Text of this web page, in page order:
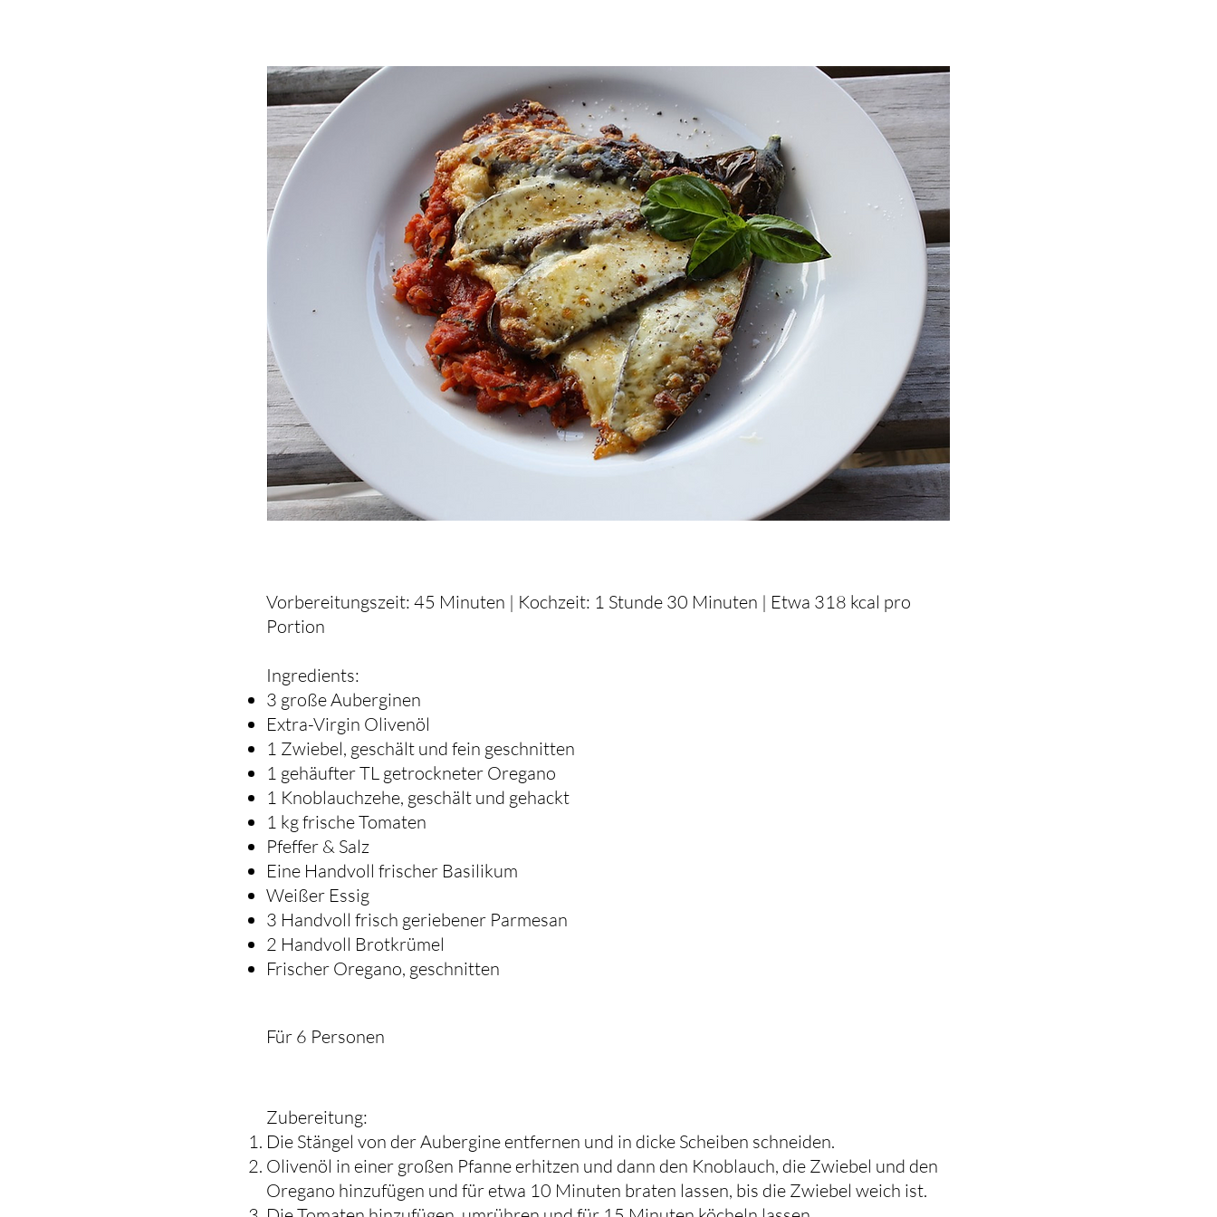
Vorbereitungszeit: 45 Minuten | Kochzeit: 1 Stunde 30 Minuten | Etwa 318 kcal pro
Portion
Ingredients:
3 große Auberginen
Extra-Virgin Olivenöl
1 Zwiebel, geschält und fein geschnitten
1 gehäufter TL getrockneter Oregano
1 Knoblauchzehe, geschält und gehackt
1 kg frische Tomaten
Pfeffer & Salz
Eine Handvoll frischer Basilikum
Weißer Essig
3 Handvoll frisch geriebener Parmesan
2 Handvoll Brotkrümel
Frischer Oregano, geschnitten
Für 6 Personen
Zubereitung:​​
Die Stängel von der Aubergine entfernen und in dicke Scheiben schneiden.
Olivenöl in einer großen Pfanne erhitzen und dann den Knoblauch, die Zwiebel und den
Oregano hinzufügen und für etwa 10 Minuten braten lassen, bis die Zwiebel weich ist.